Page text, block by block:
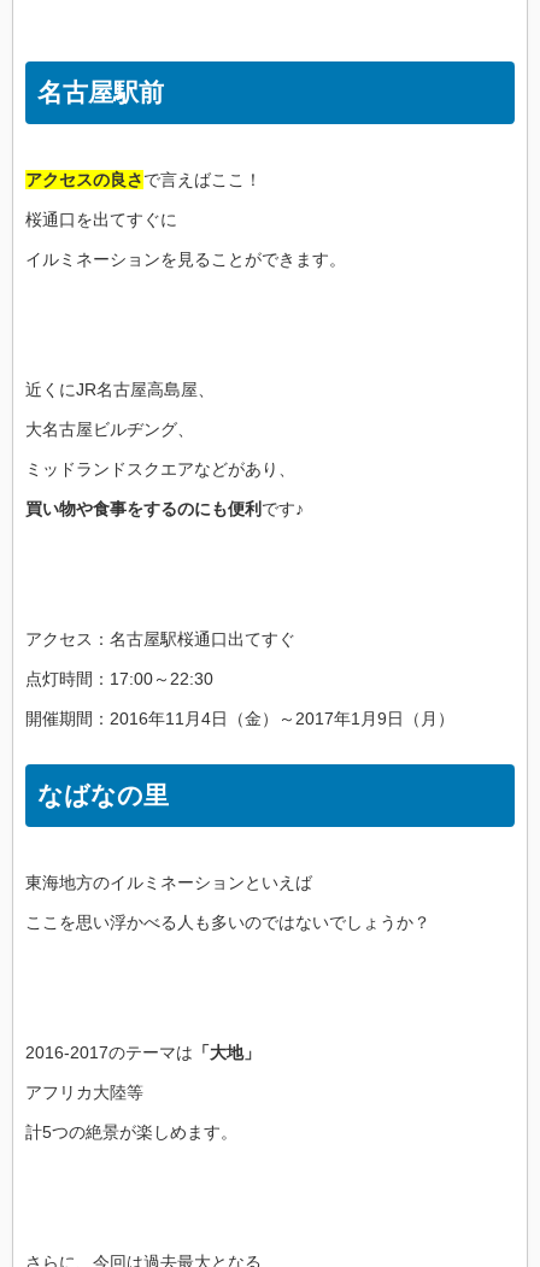
名古屋駅前
アクセスの良さで言えばここ！
桜通口を出てすぐに
イルミネーションを見ることができます。
近くにJR名古屋高島屋、
大名古屋ビルヂング、
ミッドランドスクエアなどがあり、
買い物や食事をするのにも便利です♪
アクセス：名古屋駅桜通口出てすぐ
点灯時間：17:00～22:30
開催期間：2016年11月4日（金）～2017年1月9日（月）
なばなの里
東海地方のイルミネーションといえば
ここを思い浮かべる人も多いのではないでしょうか？
2016-2017のテーマは 「大地」
アフリカ大陸等
計5つの絶景が楽しめます。
さらに、今回は過去最大となる